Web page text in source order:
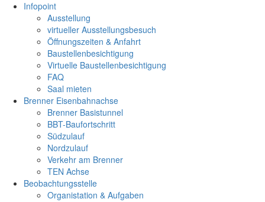
Infopoint
Ausstellung
virtueller Ausstellungsbesuch
Öffnungszeiten & Anfahrt
Baustellenbesichtigung
Virtuelle Baustellenbesichtigung
FAQ
Saal mieten
Brenner Eisenbahnachse
Brenner Basistunnel
BBT-Baufortschritt
Südzulauf
Nordzulauf
Verkehr am Brenner
TEN Achse
Beobachtungsstelle
Organistation & Aufgaben